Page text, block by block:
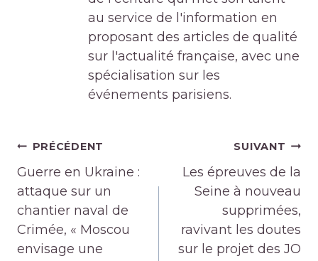
au service de l'information en
proposant des articles de qualité
sur l'actualité française, avec une
spécialisation sur les
événements parisiens.
Navigation
de
l’article
PRÉCÉDENT
Guerre en Ukraine :
attaque sur un
chantier naval de
Crimée, « Moscou
envisage une
SUIVANT
Les épreuves de la
Seine à nouveau
supprimées,
ravivant les doutes
sur le projet des JO